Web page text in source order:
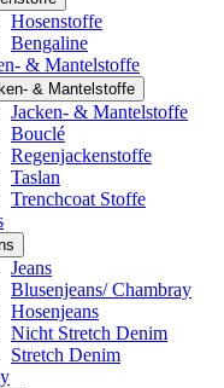
Hosenstoffe
Bengaline
& Mantelstoffe
& Mantelstoffe
Jacken- & Mantelstoffe
Bouclé
Regenjackenstoffe
Taslan
Trenchcoat Stoffe
Jeans
Blusenjeans/ Chambray
Hosenjeans
Nicht Stretch Denim
Stretch Denim